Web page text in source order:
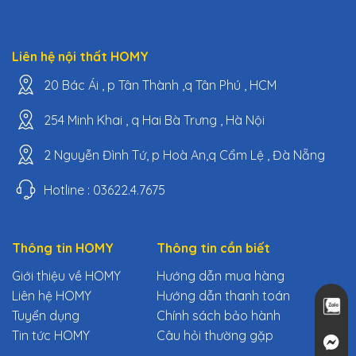
Liên hệ nội thất HOMY
20 Bác Ái , p Tân Thành ,q Tân Phú , HCM
254 Minh Khai , q Hai Bà Trưng , Hà Nội
2 Nguyễn Đình Tứ, p Hoà An,q Cẩm Lệ , Đà Nẵng
Hotline : 03622.4.7675
Thông tin HOMY
Giới thiệu về HOMY
Liên hệ HOMY
Tuyển dụng
Tin tức HOMY
Thông tin cần biết
Hướng dẫn mua hàng
Hướng dẫn thanh toán
Chính sách bảo hành
Câu hỏi thường gặp